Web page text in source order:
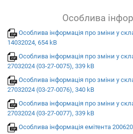
Особлива
Особлива інформація про зміни у
14032024, 654 kB
Особлива інформація про зміни у
27032024 (03-27-0075), 339 kB
Особлива інформація про зміни у
27032024 (03-27-0076), 340 kB
Особлива інформація про зміни у
27032024 (03-27-0077), 339 kB
Особлива інформація емітента